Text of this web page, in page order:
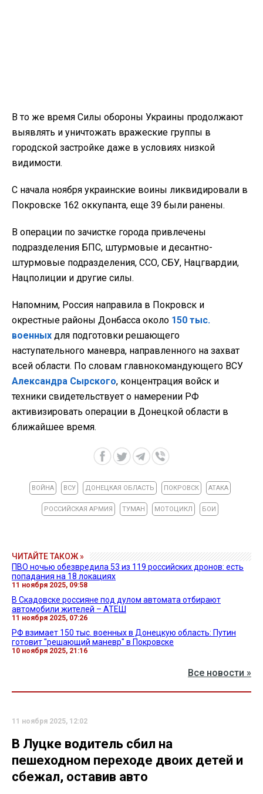
В то же время Силы обороны Украины продолжают
выявлять и уничтожать вражеские группы в
городской застройке даже в условиях низкой
видимости.
С начала ноября украинские воины ликвидировали в
Покровске 162 оккупанта, еще 39 были ранены.
В операции по зачистке города привлечены
подразделения БПС, штурмовые и десантно-
штурмовые подразделения, ССО, СБУ, Нацгвардии,
Нацполиции и другие силы.
Напомним, Россия направила в Покровск и
окрестные районы Донбасса около 150 тыс.
военных для подготовки решающего
наступательного маневра, направленного на захват
всей области. По словам главнокомандующего ВСУ
Александра Сырского, концентрация войск и
техники свидетельствует о намерении РФ
активизировать операции в Донецкой области в
ближайшее время.
ВОЙНА ВСУ ДОНЕЦКАЯ ОБЛАСТЬ ПОКРОВСК АТАКА
РОССИЙСКАЯ АРМИЯ ТУМАН МОТОЦИКЛ БОИ
ЧИТАЙТЕ ТАКОЖ »
ПВО ночью обезвредила 53 из 119 российских дронов: есть
попадания на 18 локациях
11 ноября 2025, 09:58
В Скадовске россияне под дулом автомата отбирают
автомобили жителей – АТЕШ
11 ноября 2025, 07:26
РФ взимает 150 тыс. военных в Донецкую область: Путин
готовит "решающий маневр" в Покровске
10 ноября 2025, 21:16
Все новости »
11 ноября 2025, 12:02
В Луцке водитель сбил на
пешеходном переходе двоих детей и
сбежал, оставив авто